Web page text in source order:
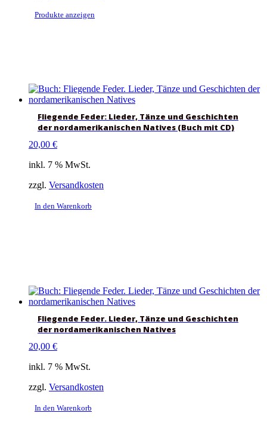
Produkte anzeigen
Fliegende Feder: Lieder, Tänze und Geschichten
der nordamerikanischen Natives (Buch mit CD)
20,00 €
inkl. 7 % MwSt.
zzgl. Versandkosten
In den Warenkorb
Fliegende Feder. Lieder, Tänze und Geschichten
der nordamerikanischen Natives
20,00 €
inkl. 7 % MwSt.
zzgl. Versandkosten
In den Warenkorb